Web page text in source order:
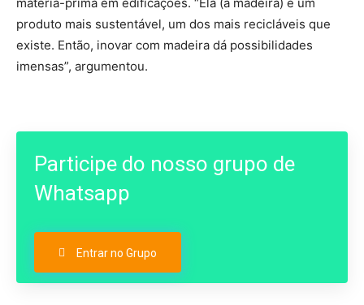
produto mais sustentável, um dos mais recicláveis que
existe. Então, inovar com madeira dá possibilidades
imensas”, argumentou.
Participe do nosso grupo de
Whatsapp
Entrar no Grupo